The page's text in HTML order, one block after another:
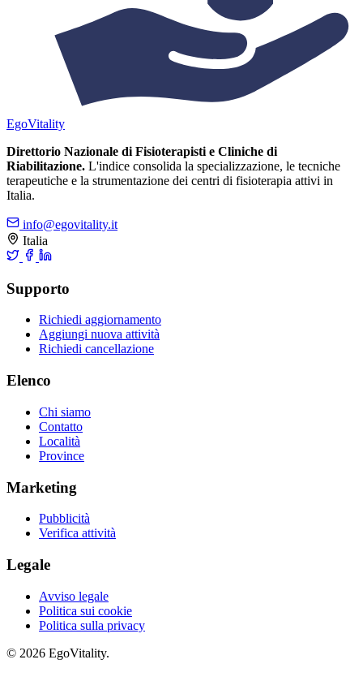
EgoVitality
Direttorio Nazionale di Fisioterapisti e Cliniche di
Riabilitazione. L'indice consolida la specializzazione, le tecniche
terapeutiche e la strumentazione dei centri di fisioterapia attivi in
Italia.
info@egovitality.it
Italia
Supporto
Richiedi aggiornamento
Aggiungi nuova attività
Richiedi cancellazione
Elenco
Chi siamo
Contatto
Località
Province
Marketing
Pubblicità
Verifica attività
Legale
Avviso legale
Politica sui cookie
Politica sulla privacy
© 2026 EgoVitality.